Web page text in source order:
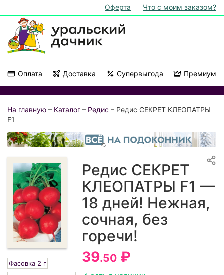
Оферта Что с моим заказом?
Оплата Доставка Супервыгода Премиум
На главную – Каталог – Редис – Редис СЕКРЕТ КЛЕОПАТРЫ
F1
Фасовка 2 г
Редис СЕКРЕТ
КЛЕОПАТРЫ F1 —
18 дней! Нежная,
сочная, без
горечи!
39.50 ₽